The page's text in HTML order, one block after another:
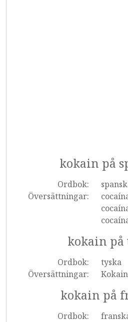
kokain på
Ordbok:
Översättningar:
kokain på
Ordbok:
tyska
Översättningar:
kokain på
Ordbok: